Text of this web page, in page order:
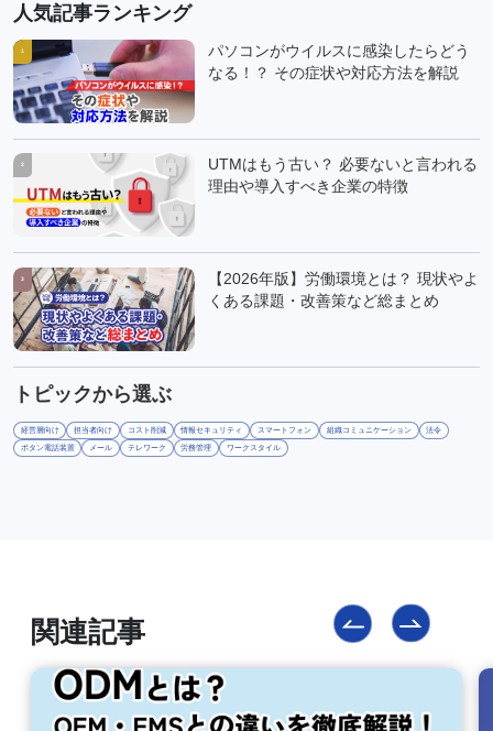
人気記事ランキング
1
パソコンがウイルスに感染したらどう
なる！？ その症状や対応方法を解説
2
UTMはもう古い？ 必要ないと言われる
理由や導入すべき企業の特徴
3
【2026年版】労働環境とは？ 現状やよ
くある課題・改善策など総まとめ
トピックから選ぶ
経営層向け 担当者向け コスト削減 情報セキュリティ スマートフォン 組織コミュニケーション 法令
ボタン電話装置 メール テレワーク 労務管理 ワークスタイル
関連記事